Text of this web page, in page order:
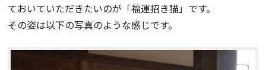
ておいていただきたいのが「福運招き猫」です。
その姿は以下の写真のような感じです。